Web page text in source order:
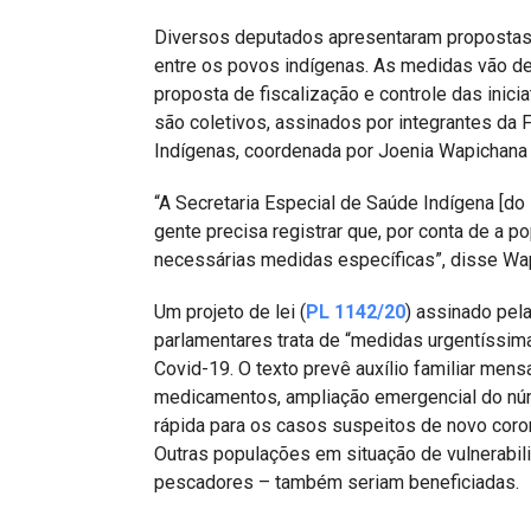
Alienação Parental
Encontre um Escritório
IBDFAM Educacional
Diversos deputados apresentaram
entre os povos indígenas. As medidas vão
proposta de fiscalização e controle das
são coletivos, assinados por integrantes da
Indígenas, coordenada por Joenia Wapichana
“A Secretaria Especial de Saúde Indígena
gente precisa registrar que, por conta de a
necessárias medidas específicas”, disse
Um projeto de lei (PL 1142/20) assinado
parlamentares trata de “medidas
Covid-19. O texto prevê auxílio familiar
medicamentos, ampliação emergencial do
rápida para os casos suspeitos de novo
Outras populações em situação de
pescadores – também seriam beneficiadas.